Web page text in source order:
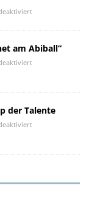
am Abiball“
der Talente